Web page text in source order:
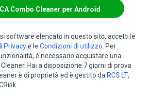
Combo Cleaner per Android
software elencato in questo sito, accetti le
Privacye le Condizioni di utilizzo . Per
è necessario acquistare una
Hai a disposizione 7 giorni di prova
è di proprietà ed è gestito da RCS LT,